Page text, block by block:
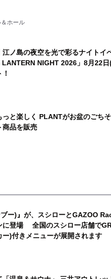
ホール
江ノ島の夜空を光で彩るナイトイ
LANTERN NIGHT 2026」8月22
と楽しく PLANTがお盆のごち
商品を販売
ブー)』が、スシローとGAZOO
に登場 全国のスシロー店舗で
)付きメニューが展開されます